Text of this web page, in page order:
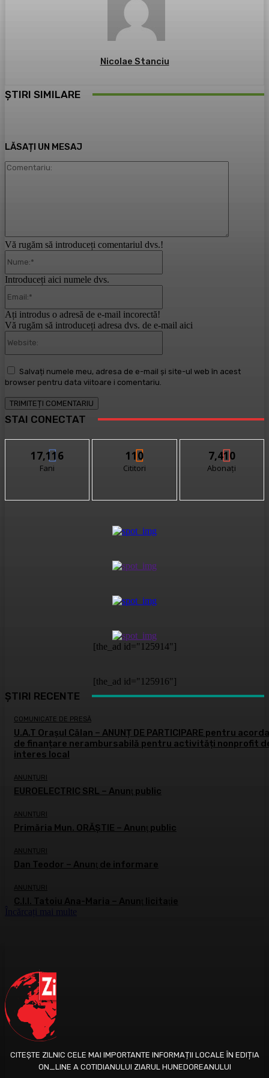
Nicolae Stanciu
ȘTIRI SIMILARE
LĂSAȚI UN MESAJ
Vă rugăm să introduceți comentariul dvs.!
Introduceți aici numele dvs.
Ați introdus o adresă de e-mail incorectă!
Vă rugăm să introduceți adresa dvs. de e-mail aici
Salvați numele meu, adresa de e-mail și site-ul web în acest
browser pentru data viitoare i comentariu.
STAI CONECTAT
17,116
Fani
110
Cititori
7,410
Abonați
[the_ad id="125914"]
[the_ad id="125916"]
ȘTIRI RECENTE
COMUNICATE DE PRESĂ
U.A.T Orașul Călan – ANUNȚ DE PARTICIPARE pentru
de finanțare nerambursabilă pentru activități nonprofit
interes local
ANUNȚURI
EUROELECTRIC SRL – Anunţ public
ANUNȚURI
Primăria Mun. ORĂȘTIE – Anunţ public
ANUNȚURI
Dan Teodor – Anunţ de informare
ANUNȚURI
C.I.I. Tatoiu Ana-Maria – Anunţ licitaţie
Încărcați mai multe
CITEȘTE ZILNIC CELE MAI IMPORTANTE INFORMAȚII LOCALE ÎN EDIȚIA
ON_LINE A COTIDIANULUI ZIARUL HUNEDOREANULUI